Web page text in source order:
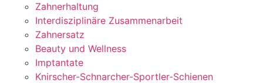
Zahnerhaltung
Interdisziplinäre Zusammenarbeit
Zahnersatz
Beauty und Wellness
Imptantate
Knirscher-Schnarcher-Sportler-Schienen